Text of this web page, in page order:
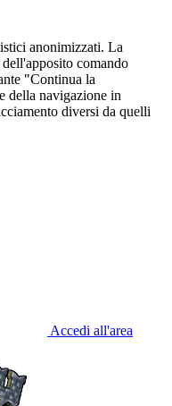
anonimizzati. La
comando
"Continua la
della navigazione in
diversi da quelli
Accedi all'area